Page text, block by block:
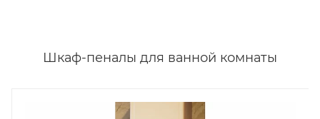
Шкаф-пеналы для ванной комнаты